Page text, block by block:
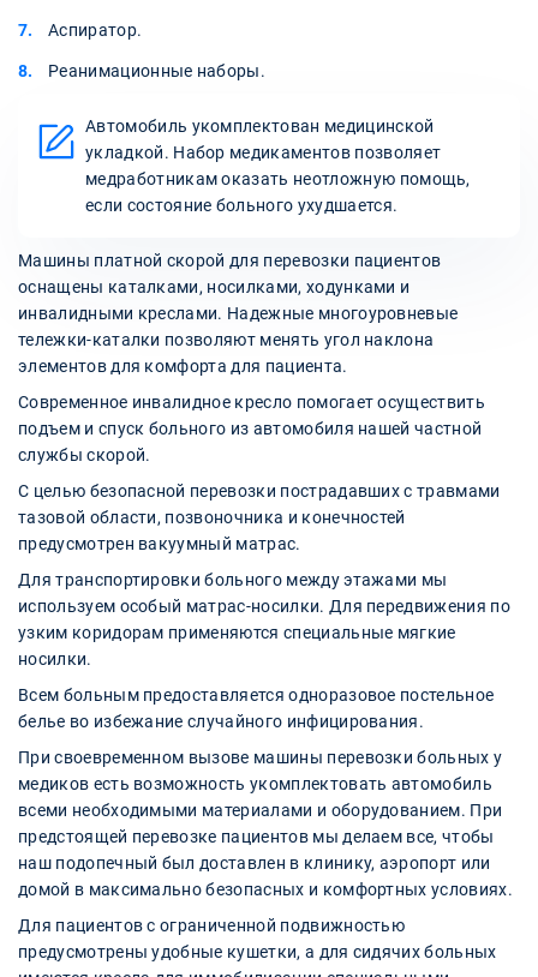
Аспиратор.
Реанимационные наборы.
Автомобиль укомплектован медицинской
укладкой. Набор медикаментов позволяет
медработникам оказать неотложную помощь,
если состояние больного ухудшается.
Машины платной скорой для перевозки пациентов
оснащены каталками, носилками, ходунками и
инвалидными креслами. Надежные многоуровневые
тележки-каталки позволяют менять угол наклона
элементов для комфорта для пациента.
Современное инвалидное кресло помогает осуществить
подъем и спуск больного из автомобиля нашей частной
службы скорой.
С целью безопасной перевозки пострадавших с травмами
тазовой области, позвоночника и конечностей
предусмотрен вакуумный матрас.
Для транспортировки больного между этажами мы
используем особый матрас-носилки. Для передвижения по
узким коридорам применяются специальные мягкие
носилки.
Всем больным предоставляется одноразовое постельное
белье во избежание случайного инфицирования.
При своевременном вызове машины перевозки больных у
медиков есть возможность укомплектовать автомобиль
всеми необходимыми материалами и оборудованием. При
предстоящей перевозке пациентов мы делаем все, чтобы
наш подопечный был доставлен в клинику, аэропорт или
домой в максимально безопасных и комфортных условиях.
Для пациентов с ограниченной подвижностью
предусмотрены удобные кушетки, а для сидячих больных